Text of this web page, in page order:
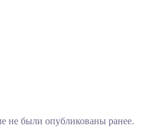
не были опубликованы ранее.